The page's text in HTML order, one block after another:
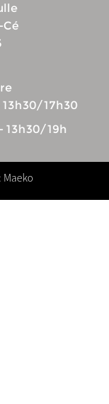
Cé
13h30/17h30
13h30/19h